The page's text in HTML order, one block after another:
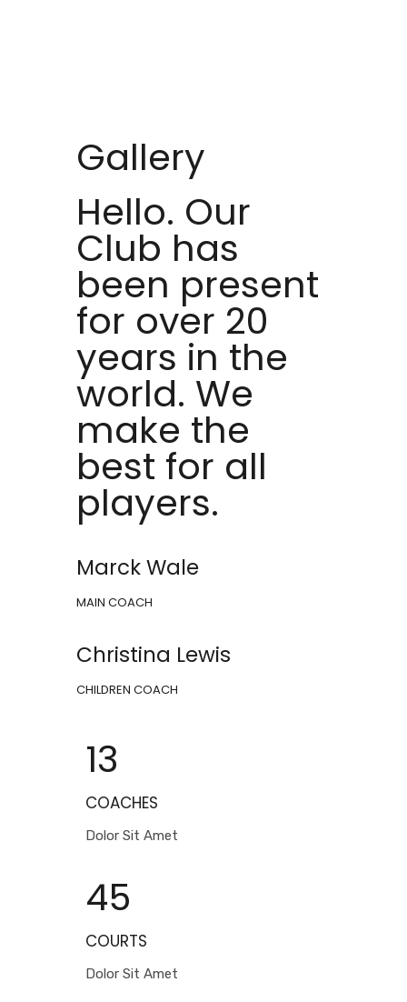
Gallery
Hello. Our
Club has
been present
for over 20
years in the
world. We
make the
best for all
players.
Marck Wale
MAIN COACH
Christina Lewis
CHILDREN COACH
13
COACHES
Dolor Sit Amet
45
COURTS
Dolor Sit Amet